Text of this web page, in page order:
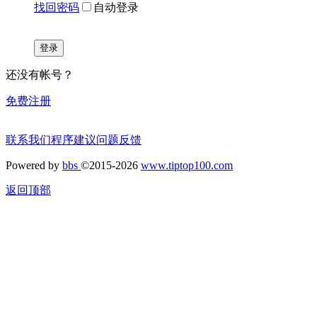
找回密码 自动登录
登录
还没有帐号？
免费注册
联系我们程序建议问题反馈
Powered by bbs ©2015-2026 www.tiptop100.com
返回顶部